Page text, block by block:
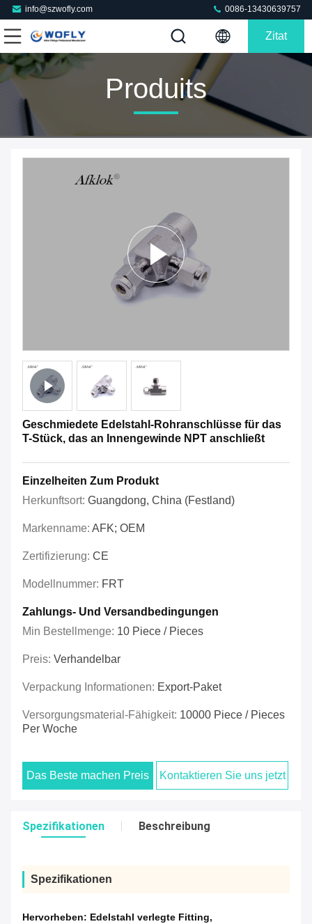
info@szwofly.com 0086-13430639757
Zitat
Produits
Geschmiedete Edelstahl-Rohranschlüsse für das
T-Stück, das an Innengewinde NPT anschließt
Einzelheiten Zum Produkt
Herkunftsort: Guangdong, China (Festland)
Markenname: AFK; OEM
Zertifizierung: CE
Modellnummer: FRT
Zahlungs- Und Versandbedingungen
Min Bestellmenge: 10 Piece / Pieces
Preis: Verhandelbar
Verpackung Informationen: Export-Paket
Versorgungsmaterial-Fähigkeit: 10000 Piece / Pieces
Per Woche
Das Beste machen Preis Kontaktieren Sie uns jetzt
Spezifikationen Beschreibung
Spezifikationen
Hervorheben: Edelstahl verlegte Fitting,